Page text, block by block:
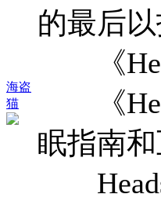
海盗
猫
的最后
《
《
眠指南和